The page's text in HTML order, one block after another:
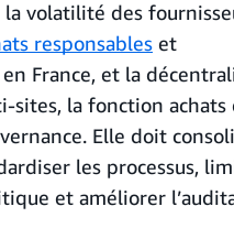
la volatilité des
responsables et
France, et la
sites, la fonction
Elle doit
les processus,
et améliorer